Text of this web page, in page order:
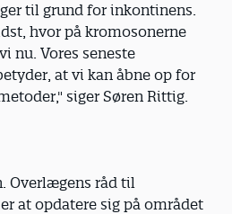
til grund for inkontinens.
hvor på kromosonerne
nu. Vores seneste
at vi kan åbne op for
siger Søren Rittig.
Overlægens råd til
at opdatere sig på området